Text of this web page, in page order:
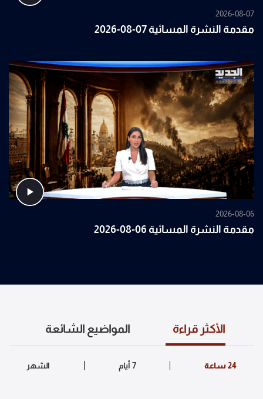
2026-08-07
مقدمة النشرة المسائية 07-08-2026
2026-08-06
مقدمة النشرة المسائية 06-08-2026
الأكثر قراءة المواضيع الشائعة